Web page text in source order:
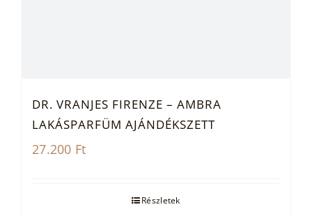
DR. VRANJES FIRENZE – AMBRA
LAKÁSPARFÜM AJÁNDÉKSZETT
27.200 Ft
Részletek